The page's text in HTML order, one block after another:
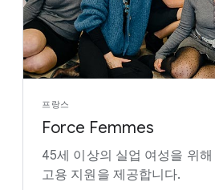
프랑스
Force Femmes
45세 이상의 실업 여성을 위
고용 지원을 제공합니다.